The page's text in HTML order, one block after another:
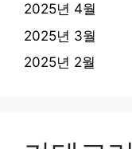
2025년 4월
2025년 3월
2025년 2월